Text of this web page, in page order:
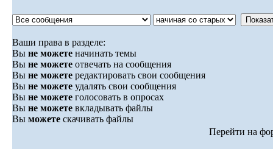
Ваши права в разделе:
Вы не можете начинать темы
Вы не можете отвечать на сообщения
Вы не можете редактировать свои сообщения
Вы не можете удалять свои сообщения
Вы не можете голосовать в опросах
Вы не можете вкладывать файлы
Вы можете скачивать файлы
Перейти на